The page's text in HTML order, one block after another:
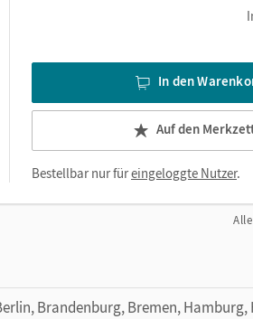
In den
Auf den
Bestellbar nur füreingeloggte Nutzer.
Brandenburg, Bremen, Hamburg,